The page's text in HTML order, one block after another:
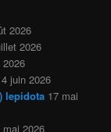
2026
2026
juin 2026
lepidota 17 mai
mai 2026